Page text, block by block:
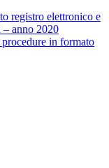
registro elettronico e
– anno 2020
in formato